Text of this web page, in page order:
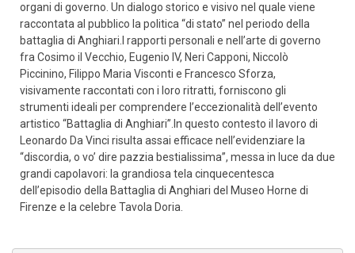
organi di governo. Un dialogo storico e visivo nel quale viene
raccontata al pubblico la politica “di stato” nel periodo della
battaglia di Anghiari.I rapporti personali e nell’arte di governo
fra Cosimo il Vecchio, Eugenio IV, Neri Capponi, Niccolò
Piccinino, Filippo Maria Visconti e Francesco Sforza,
visivamente raccontati con i loro ritratti, forniscono gli
strumenti ideali per comprendere l’eccezionalità dell’evento
artistico “Battaglia di Anghiari”.In questo contesto il lavoro di
Leonardo Da Vinci risulta assai efficace nell’evidenziare la
“discordia, o vo’ dire pazzia bestialissima”, messa in luce da due
grandi capolavori: la grandiosa tela cinquecentesca
dell’episodio della Battaglia di Anghiari del Museo Horne di
Firenze e la celebre Tavola Doria.